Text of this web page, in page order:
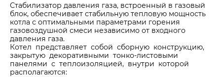
Стабилизатор давления газа, встроенный в газовый
блок, обеспечивает стабильную тепловую мощность
котла с оптимальными параметрами горения
газовоздушной смеси независимо от входного
давления газа.
Котел представляет собой сборную конструкцию,
закрытую декоративными тонко-листовыми
панелями с теплоизоляцией, внутри которой
располагаются: